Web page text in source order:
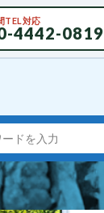
TEL対応
4442-0819